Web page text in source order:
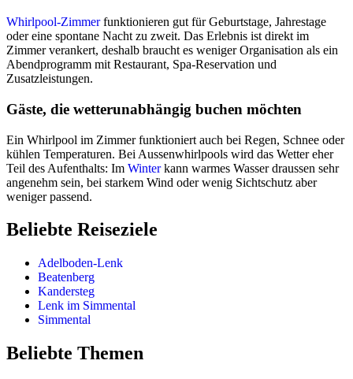
Whirlpool-Zimmerfunktionieren gut für Geburtstage, Jahrestage
oder eine spontane Nacht zu zweit. Das Erlebnis ist direkt im
Zimmer verankert, deshalb braucht es weniger Organisation als ein
Abendprogramm mit Restaurant, Spa-Reservation und
Zusatzleistungen.
Gäste, die wetterunabhängig buchen möchten
Ein Whirlpool im Zimmer funktioniert auch bei Regen, Schnee oder
kühlen Temperaturen. Bei Aussenwhirlpools wird das Wetter eher
Teil des Aufenthalts: Im Winterkann warmes Wasser draussen sehr
angenehm sein, bei starkem Wind oder wenig Sichtschutz aber
weniger passend.
Beliebte Reiseziele
Adelboden-Lenk
Beatenberg
Kandersteg
Lenk im Simmental
Simmental
Beliebte Themen